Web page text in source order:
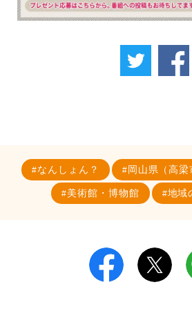
なんしょん？ 岡山県（高梁
美術館・博物館 地域